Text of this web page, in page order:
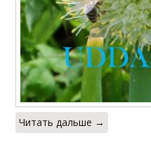
Читать дальше →